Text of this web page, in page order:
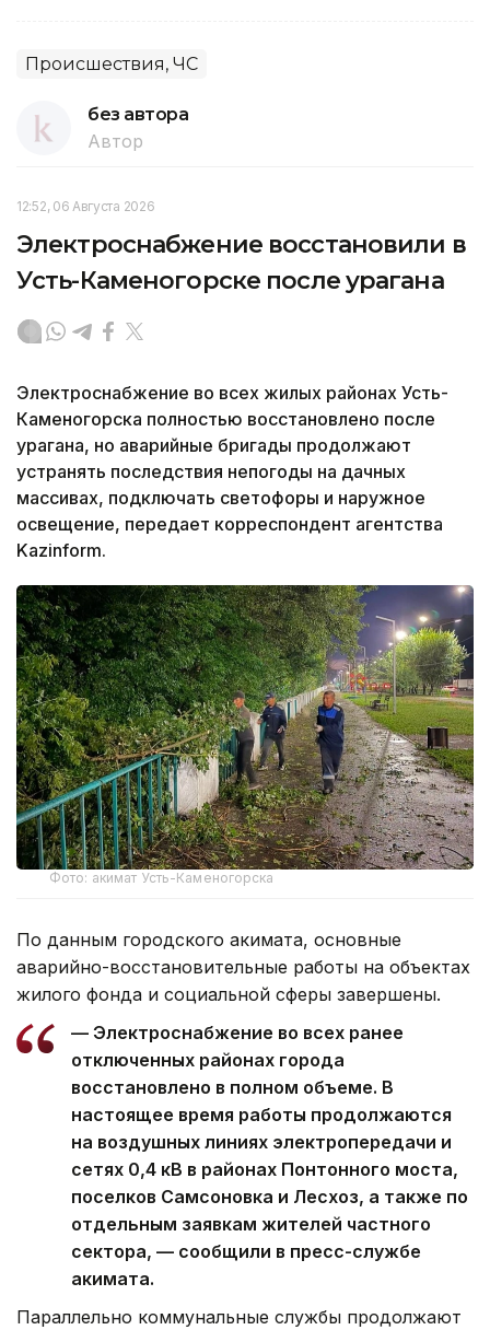
Происшествия, ЧС
без автора
Автор
12:52, 06 Августа 2026
Электроснабжение восстановили в
Усть-Каменогорске после урагана
Электроснабжение во всех жилых районах Усть-
Каменогорска полностью восстановлено после
урагана, но аварийные бригады продолжают
устранять последствия непогоды на дачных
массивах, подключать светофоры и наружное
освещение, передает корреспондент агентства
Kazinform.
Фото: акимат Усть-Каменогорска
По данным городского акимата, основные
аварийно-восстановительные работы на объектах
жилого фонда и социальной сферы завершены.
— Электроснабжение во всех ранее
отключенных районах города
восстановлено в полном объеме. В
настоящее время работы продолжаются
на воздушных линиях электропередачи и
сетях 0,4 кВ в районах Понтонного моста,
поселков Самсоновка и Лесхоз, а также по
отдельным заявкам жителей частного
сектора, — сообщили в пресс-службе
акимата.
Параллельно коммунальные службы продолжают